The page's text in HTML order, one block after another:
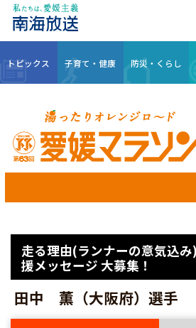
トピックス 子育て・健康 防災・くらし
走る理由(ランナーの意気込
援メッセージ 大募集！
田中 薫（大阪府）選手